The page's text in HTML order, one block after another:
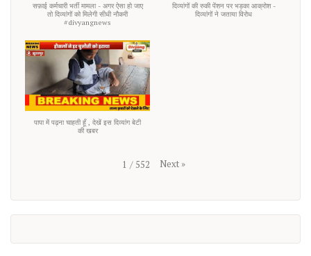
सफ़ाई कर्मचारी भर्ती मामला - अगर ऐसा हो जाए
तो दिव्यांगों को मिलेगी सीधी नौकरी
#divyangnews
दिव्यांगों की रुकी पेंशन पर भड़का आक्रोश -
दिव्यांगों ने जताया विरोध
पापा में पढ़ना चाहती हूँ , देखें इस दिव्यांग बेटी
की खबर
1 / 552 Next »